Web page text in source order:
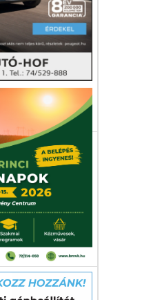
növények
a termelők iránti
mezőgazdaság
forint
vannak.